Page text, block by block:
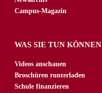
Campus-Magazin
WAS SIE TUN KÖNNEN
Videos anschauen
Broschüren runterladen
Schule finanzieren